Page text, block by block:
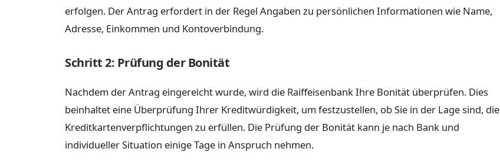
erfolgen. Der Antrag erfordert in der Regel Angaben zu persönlichen Informationen wie Name,
Adresse, Einkommen und Kontoverbindung.
Schritt 2: Prüfung der Bonität
Nachdem der Antrag eingereicht wurde, wird die Raiffeisenbank Ihre Bonität überprüfen. Dies
beinhaltet eine Überprüfung Ihrer Kreditwürdigkeit, um festzustellen, ob Sie in der Lage sind, die
Kreditkartenverpflichtungen zu erfüllen. Die Prüfung der Bonität kann je nach Bank und
individueller Situation einige Tage in Anspruch nehmen.